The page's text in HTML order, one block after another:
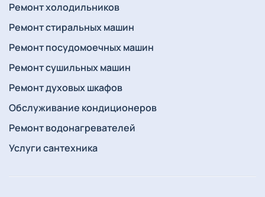
Ремонт холодильников
Ремонт стиральных машин
Ремонт посудомоечных машин
Ремонт сушильных машин
Ремонт духовых шкафов
Обслуживание кондиционеров
Ремонт водонагревателей
Услуги сантехника